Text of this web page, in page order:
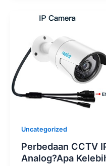
Uncategorized
Perbedaan CCTV
Analog?Apa